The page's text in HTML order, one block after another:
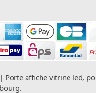
Porte affiche vitrine led,